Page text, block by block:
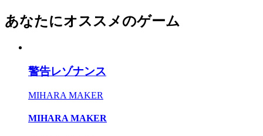
あなたにオススメのゲーム
警告レゾナンス
MIHARA MAKER
MIHARA MAKER